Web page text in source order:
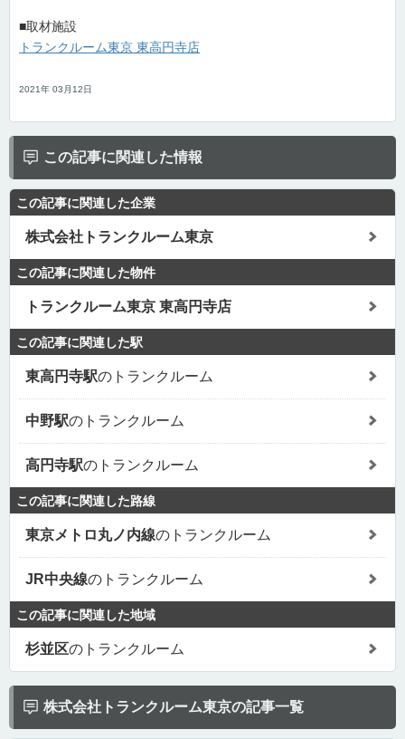
■取材施設
トランクルーム東京 東高円寺店
2021年 03月12日
この記事に関連した情報
この記事に関連した企業
株式会社トランクルーム東京
この記事に関連した物件
トランクルーム東京 東高円寺店
この記事に関連した駅
東高円寺駅のトランクルーム
中野駅のトランクルーム
高円寺駅のトランクルーム
この記事に関連した路線
東京メトロ丸ノ内線のトランクルーム
JR中央線のトランクルーム
この記事に関連した地域
杉並区のトランクルーム
株式会社トランクルーム東京の記事一覧